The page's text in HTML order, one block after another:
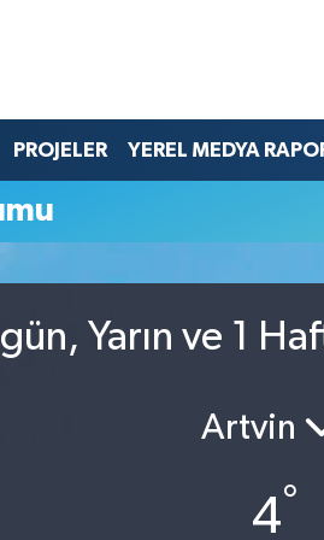
PROJELER YEREL MEDYA
Yarın ve 1
Artvin
4°